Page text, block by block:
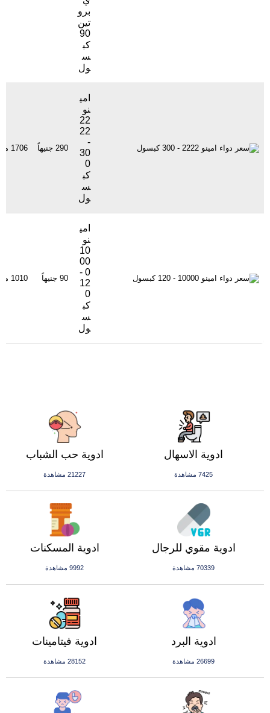
برو
تين
90
كب
س
ول
امي
نو
22
22
-
30
0
كب
س
ول
290 جنيهاً 1706 مشاهدة
امي
نو
10
00
0 -
12
0
كب
س
ول
90 جنيهاً 1010 مشاهدة
ادوية حب الشباب
21227 مشاهدة
ادوية الاسهال
7425 مشاهدة
ادوية المسكنات
9992 مشاهدة
ادوية مقوي للرجال
70339 مشاهدة
ادوية فيتامينات
28152 مشاهدة
ادوية البرد
26699 مشاهدة